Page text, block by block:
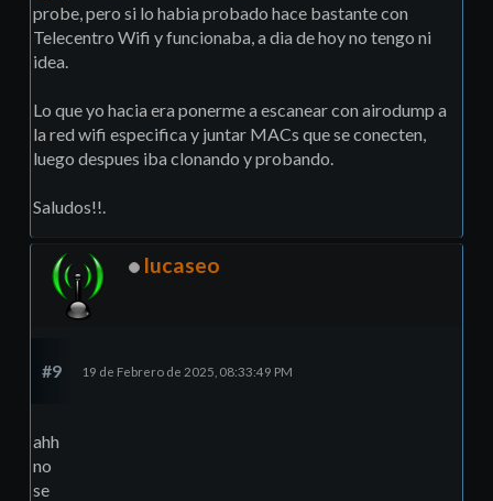
probe, pero si lo habia probado hace bastante con
Telecentro Wifi y funcionaba, a dia de hoy no tengo ni
idea.
Lo que yo hacia era ponerme a escanear con airodump a
la red wifi especifica y juntar MACs que se conecten,
luego despues iba clonando y probando.
Saludos!!.
lucaseo
#9 19 de Febrero de 2025, 08:33:49 PM
ahh
no
se